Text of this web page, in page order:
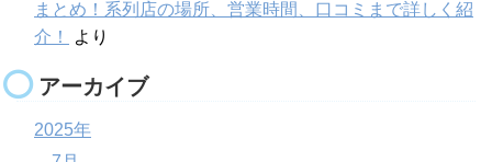
まとめ！系列店の場所、営業時間、口コミまで詳しく紹
介！
より
アーカイブ
2025年